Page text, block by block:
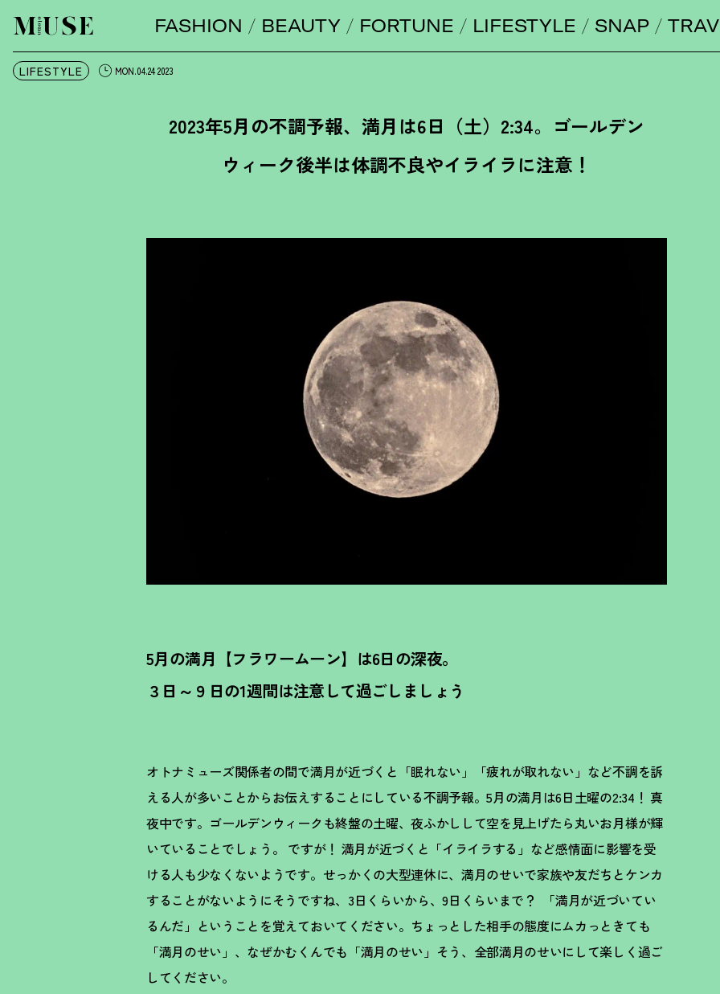
オトナミューズ ウェブFASHION BEAUTY FORTUNE LIFESTYLE SNAP
LIFESTYLE MON.04.24 2023
2023年5月の不調予報、満月は6日（土）2:34。ゴールデン
ウィーク後半は体調不良やイライラに注意 ！
5月の満月【フラワームーン】は6日の深夜。
３日～９日の1週間は注意して過ごしましょう
オトナミューズ関係者の間で満月が近づくと「眠れない」「疲れが取れない」など不調を訴
える人が多いことからお伝えすることにしている不調予報。5月の満月は6日土曜の2:34 ！ 真
夜中です。ゴールデンウィークも終盤の土曜、夜ふかしして空を見上げたら丸いお月様が輝
いていることでしょう。 ですが！ 満月が近づくと「イライラする」など感情面に影響を受
ける人も少なくないようです。せっかくの大型連休に、満月のせいで家族や友だちとケンカ
することがないようにそうですね、3日くらいから、9日くらいまで ？
「満月が近づいてい
るんだ」ということを覚えておいてください。ちょっとした相手の態度にムカっときても
「満月のせい」、なぜかむくんでも「満月のせい」そう、全部満月のせいにして楽しく過ご
してください。